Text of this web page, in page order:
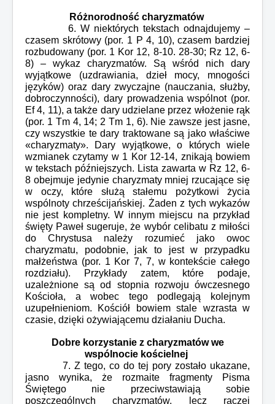
Różnorodność charyzmatów
6. W niektórych tekstach odnajdujemy –
czasem skrótowy (por. 1 P 4, 10), czasem bardziej
rozbudowany (por. 1 Kor 12, 8-10. 28-30; Rz 12, 6-
8) – wykaz charyzmatów. Są wśród nich dary
wyjątkowe (uzdrawiania, dzieł mocy, mnogości
języków) oraz dary zwyczajne (nauczania, służby,
dobroczynności), dary prowadzenia wspólnot (por.
Ef 4, 11), a także dary udzielane przez włożenie rąk
(por. 1 Tm 4, 14; 2 Tm 1, 6). Nie zawsze jest jasne,
czy wszystkie te dary traktowane są jako właściwe
«charyzmaty». Dary wyjątkowe, o których wiele
wzmianek czytamy w 1 Kor 12-14, znikają bowiem
w tekstach późniejszych. Lista zawarta w Rz 12, 6-
8 obejmuje jedynie charyzmaty mniej rzucające się
w oczy, które służą stałemu pożytkowi życia
wspólnoty chrześcijańskiej. Żaden z tych wykazów
nie jest kompletny. W innym miejscu na przykład
święty Paweł sugeruje, że wybór celibatu z miłości
do Chrystusa należy rozumieć jako owoc
charyzmatu, podobnie, jak to jest w przypadku
małżeństwa (por. 1 Kor 7, 7, w kontekście całego
rozdziału). Przykłady zatem, które podaje,
uzależnione są od stopnia rozwoju ówczesnego
Kościoła, a wobec tego podlegają kolejnym
uzupełnieniom. Kościół bowiem stale wzrasta w
czasie, dzięki ożywiającemu działaniu Ducha.
Dobre korzystanie z charyzmatów we
wspólnocie kościelnej
7. Z tego, co do tej pory zostało ukazane,
jasno wynika, że rozmaite fragmenty Pisma
Świętego nie przeciwstawiają sobie
poszczególnych charyzmatów, lecz raczej